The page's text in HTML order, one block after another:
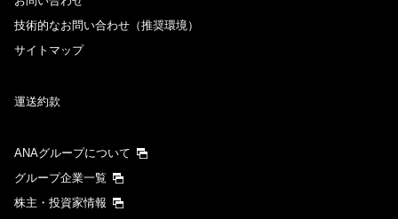
技術的なお問い合わせ（推奨環境）
サイトマップ
運送約款
ANAグループについて
グループ企業一覧
株主・投資家情報